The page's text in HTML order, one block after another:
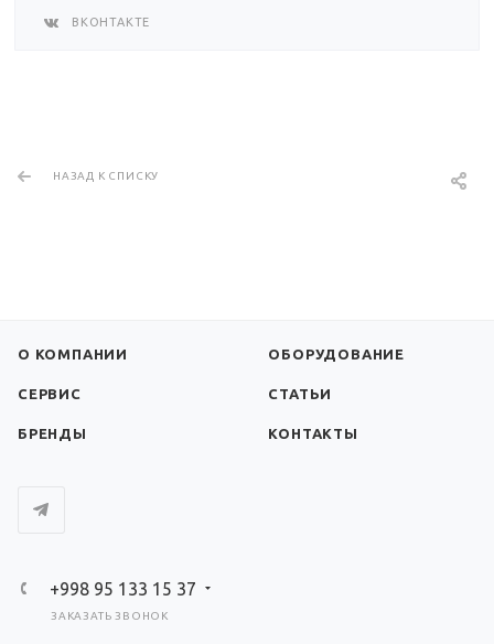
ВКОНТАКТЕ
НАЗАД К СПИСКУ
О КОМПАНИИ ОБОРУДОВАНИЕ
СЕРВИС СТАТЬИ
БРЕНДЫ КОНТАКТЫ
+998 95 133 15 37
ЗАКАЗАТЬ ЗВОНОК